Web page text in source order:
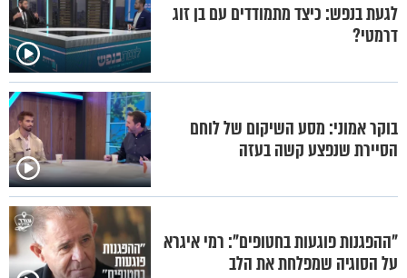
לגעת בנפש: כיצד מתמודדים עם בן זוג
דרמטי?
בוקר אמוני: מסע השיקום של לוחם
הסיירת שנפצע קשה בעזה
"ההפגנות פוגעות בחטופים": רמי איגרא
על הסוגיה שמפלחת את הלב